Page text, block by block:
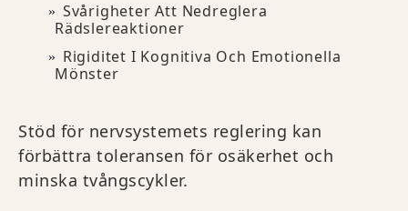
Svårigheter Att Nedreglera
Rädslereaktioner
Rigiditet I Kognitiva Och Emotionella
Mönster
Stöd för nervsystemets reglering kan
förbättra toleransen för osäkerhet och
minska tvångscykler.